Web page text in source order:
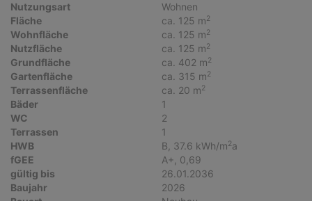
Nutzungsart
Wohnen
Fläche
ca. 125 m2
Wohnfläche ca. 125 m2
Nutzfläche ca. 125 m2
Grundfläche ca. 402 m2
Gartenfläche ca. 315 m2
Terrassenfläche ca. 20 m2
Bäder
1
WC
2
Terrassen
1
HWB
B, 37.6 kWh/m2a
fGEE
A+, 0,69
gültig bis
26.01.2036
Baujahr
2026